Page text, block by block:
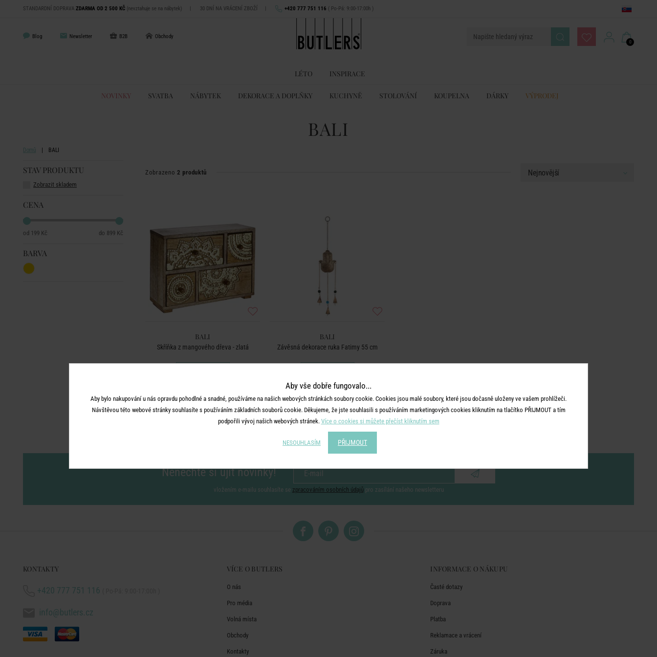
STANDARDNÍ DOPRAVA ZDARMA OD 2 500 KČ (nevztahuje se na nábytek) | 30 DNÍ NA VRÁCENÍ ZBOŽÍ | +420 777 751 116 ( Po-Pá: 9:00-17:00h )
Blog Newsletter B2B Obchody
0
LÉTO INSPIRACE
NOVINKY SVATBA NÁBYTEK DEKORACE A DOPLŇKY KUCHYNĚ STOLOVÁNÍ KOUPELNA DÁRKY VÝPRODEJ
BALI
Domů BALI
STAV PRODUKTU
Zobrazit skladem
CENA
199 Kč 899 Kč
BARVA
Zobrazeno 2 produktů
BALI
Skříňka z mangového dřeva - zlatá
BALI
Závěsná dekorace ruka Fatimy 55 cm
Nenechte si ujít novinky!
vložením e-mailu souhlasíte se zpracováním osobních údajů pro zasílání našeho newsletteru
KONTAKTY
+420 777 751 116
info@butlers.cz
VÍCE O BUTLERS
O nás
Pro média
Volná místa
Obchody
Kontakty
INFORMACE O NÁKUPU
Časté dotazy
Doprava
Platba
Reklamace a vrácení
Záruka
Aby vše dobře fungovalo...
Aby bylo nakupování u nás opravdu pohodlné a snadné, používáme na našich webových stránkách soubory cookie. Cookies jsou malé soubory, které jsou dočasně uloženy ve vašem prohlížeči.
Návštěvou této webové stránky souhlasíte s používáním základních souborů cookie. Děkujeme, že jste souhlasili s používáním marketingových cookies kliknutím na tlačítko PŘIJMOUT a tím
podpořili vývoj našich webových stránek. Více o cookies si můžete přečíst kliknutím sem
NESOUHLASÍM PŘIJMOUT